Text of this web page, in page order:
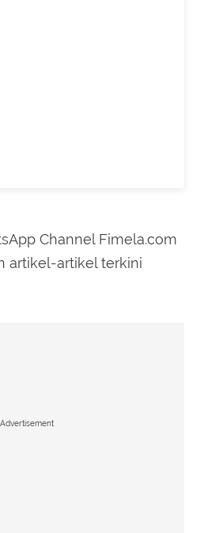
Channel Fimela.com
artikel-artikel terkini
Advertisement